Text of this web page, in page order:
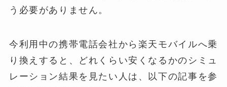
う必要がありません。
今利用中の携帯電話会社から楽天モバイルへ乗
り換えすると、どれくらい安くなるかのシミュ
レーション結果を見たい人は、以下の記事を参